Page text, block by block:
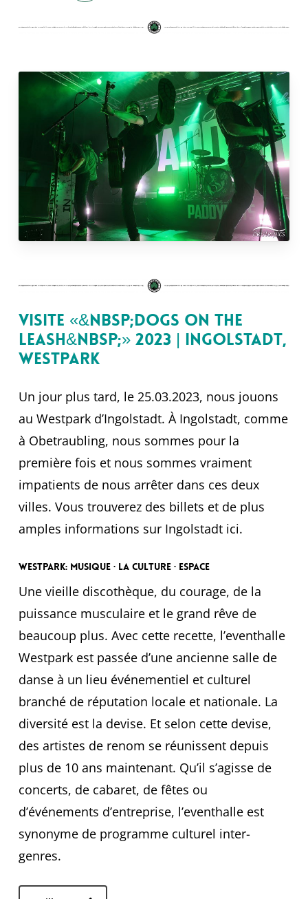
Visite «&nbsp;Dogs on the
Leash&nbsp;» 2023 | Ingolstadt,
Westpark
Un jour plus tard, le 25.03.2023, nous jouons
au Westpark d’Ingolstadt. À Ingolstadt, comme
à Obetraubling, nous sommes pour la
première fois et nous sommes vraiment
impatients de nous arrêter dans ces deux
villes. Vous trouverez des billets et de plus
amples informations sur Ingolstadt ici.
Westpark: Musique · La culture · Espace
Une vieille discothèque, du courage, de la
puissance musculaire et le grand rêve de
beaucoup plus. Avec cette recette, l’eventhalle
Westpark est passée d’une ancienne salle de
danse à un lieu événementiel et culturel
branché de réputation locale et nationale. La
diversité est la devise. Et selon cette devise,
des artistes de renom se réunissent depuis
plus de 10 ans maintenant. Qu’il s’agisse de
concerts, de cabaret, de fêtes ou
d’événements d’entreprise, l’eventhalle est
synonyme de programme culturel inter-
genres.